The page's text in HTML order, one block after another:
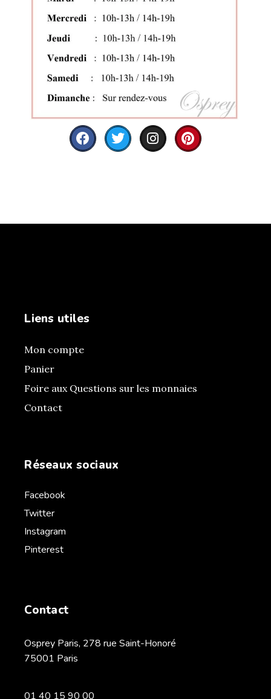
Liens utiles
Mon compte
Panier
Foire aux Questions sur les monnaies
Contact
Réseaux sociaux
Facebook
Twitter
Instagram
Pinterest
Contact
Osprey Paris, 278 rue Saint-Honoré
75001 Paris
01 40 15 90 00